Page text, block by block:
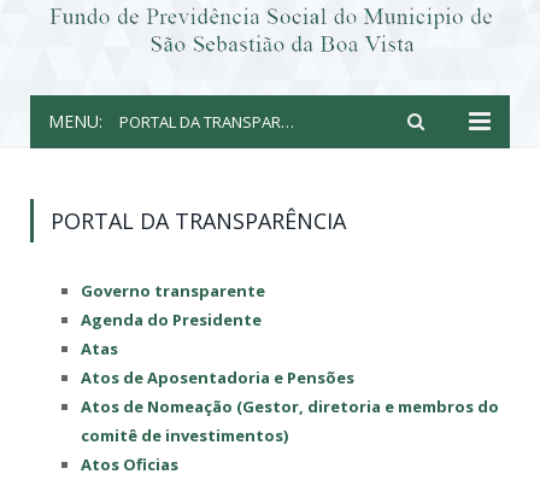
MENU: PORTAL DA TRANSPARÊNCIA
PORTAL DA TRANSPARÊNCIA
Governo transparente
Agenda do Presidente
Atas
Atos de Aposentadoria e Pensões
Atos de Nomeação (Gestor, diretoria e membros do
comitê de investimentos)
Atos Oficias